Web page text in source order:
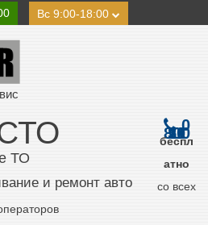
Вс 9:00-18:00
ТО
и ремонт авто
0
800 21 11 50
беспл
атно
со всех